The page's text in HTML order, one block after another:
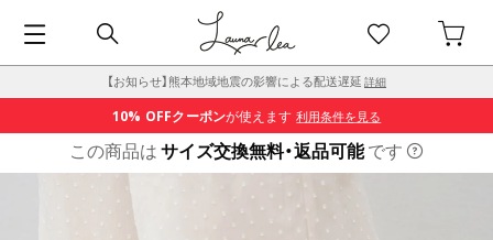
【お知らせ】熊本地域地震の影響による配送遅延 詳細
10% OFFクーポンが使えます 利用条件を見る
この商品はサイズ交換無料・返品可能です